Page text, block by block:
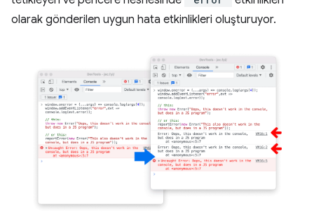
olarak gönderilen uygun hata etkinlikleri oluşturuyor.